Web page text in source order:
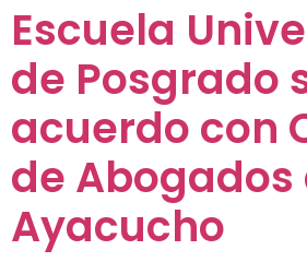
Escuela
de Posgrado
acuerdo con
de Abogados
Ayacucho